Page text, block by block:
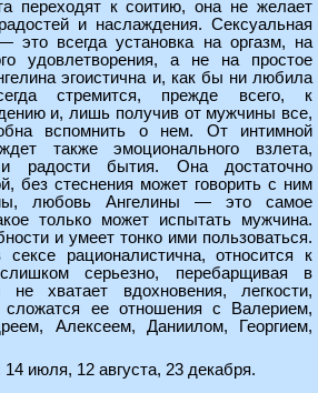
переходят к соитию, она не желает
и наслаждения. Сексуальная
это всегда установка на оргазм, на
удовлетворения, а не на простое
эгоистична и, как бы ни любила
стремится, прежде всего, к
и, лишь получив от мужчины все,
вспомнить о нем. От интимной
также эмоционального взлета,
радости бытия. Она достаточно
без стеснения может говорить с ним
любовь Ангелины — это самое
только может испытать мужчина.
и умеет тонко ими пользоваться.
рационалистична, относится к
серьезно, перебарщивая в
хватает вдохновения, легкости,
сложатся ее отношения с Валерием,
Алексеем, Даниилом, Георгием,
14 июля, 12 августа, 23 декабря.